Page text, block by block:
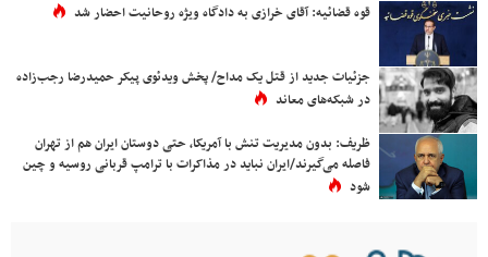
قوه قضائیه: آقای خرازی به دادگاه ویژه روحانیت احضار شد
جزئیات جدید از قتل یک مداح/ پخش ویدئوی پیکر حمیدرضا رجب‌زاده
در شبکه‌های معاند
ظریف: بدون مدیریت تنش با آمریکا، حتی دوستان ایران هم از تهران
فاصله می‌گیرند/ایران نباید در مذاکرات با ترامپ قربانی روسیه و چین
شود